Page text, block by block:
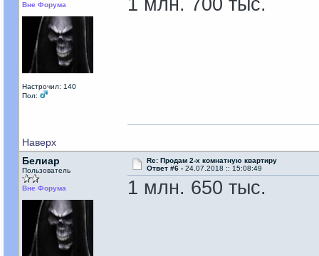
Вне Форума
Настрочил: 140
Пол:
1 млн. 700 тыс.
Наверх
Белиар
Пользователь
Вне Форума
Re: Продам 2-х комнатную квартиру
Ответ #6 - 24.07.2018 :: 15:08:49
1 млн. 650 тыс.